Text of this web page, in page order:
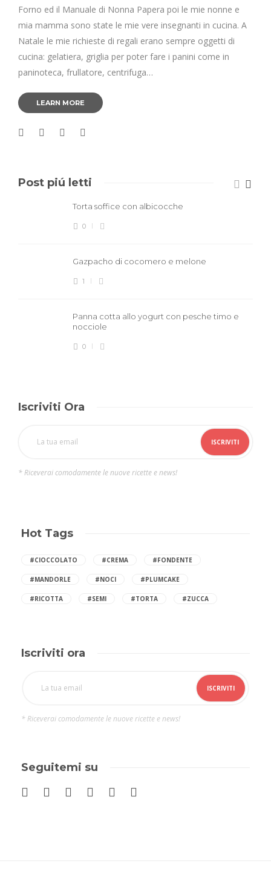
Forno ed il Manuale di Nonna Papera poi le mie nonne e
mia mamma sono state le mie vere insegnanti in cucina. A
Natale le mie richieste di regali erano sempre oggetti di
cucina: gelatiera, griglia per poter fare i panini come in
paninoteca, frullatore, centrifuga…
LEARN MORE
Post piú letti
Torta soffice con albicocche
0
Gazpacho di cocomero e melone
1
Panna cotta allo yogurt con pesche timo e
nocciole
0
Iscriviti Ora
* Riceverai comodamente le nuove ricette e news!
Hot Tags
#CIOCCOLATO #CREMA #FONDENTE
#MANDORLE #NOCI #PLUMCAKE
#RICOTTA #SEMI #TORTA #ZUCCA
Iscriviti ora
* Riceverai comodamente le nuove ricette e news!
Seguitemi su